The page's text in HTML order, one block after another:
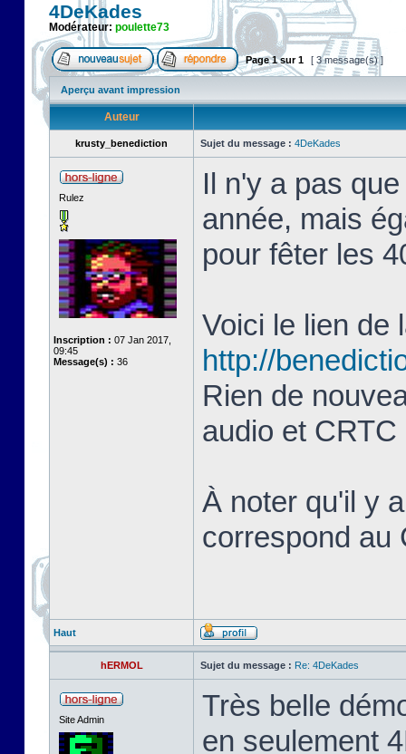
4DeKades
Modérateur: poulette73
Page1sur1 [ 3 message(s) ]
Aperçu avant impression
Auteur
krusty_benediction Sujet du message : 4DeKades
Rulez
Inscription : 07 Jan 2017,
09:45
Message(s) : 36
Il n'y a pas
année, mais
pour fêter les
Voici le lien de
http://
Rien de
audio et
À noter qu'il y
correspond au
Haut
hERMOL Sujet du message : Re: 4DeKades
Site Admin
Très belle
en seulement